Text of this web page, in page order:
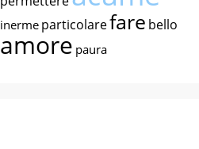
inerme particolarefare bello
amore paura